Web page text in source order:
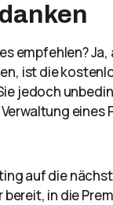
empfehlen?
ist die
jedoch
auf die
in die